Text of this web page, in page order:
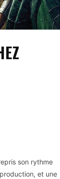
son rythme
et une